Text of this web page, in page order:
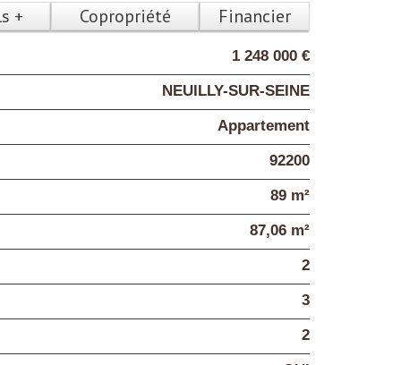
+ Copropriété Financier
1 248 000 €
NEUILLY-SUR-SEINE
Appartement
92200
89 m²
87,06 m²
2
3
2